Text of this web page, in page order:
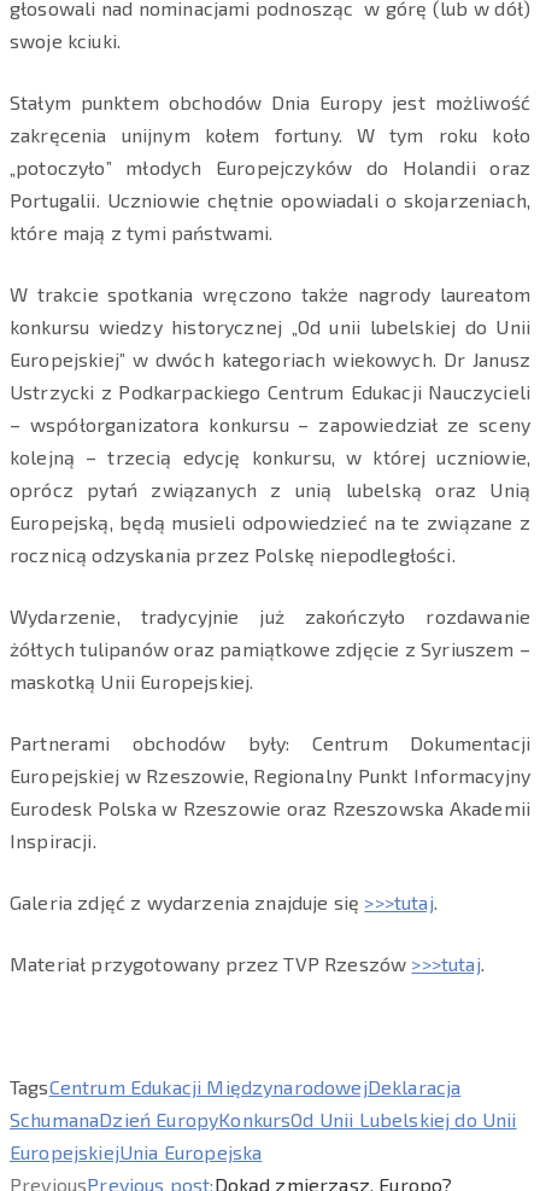
głosowali nad nominacjami podnosząc w górę (lub w dół)
swoje kciuki.
Stałym punktem obchodów Dnia Europy jest możliwość
zakręcenia unijnym kołem fortuny. W tym roku koło
„potoczyło” młodych Europejczyków do Holandii oraz
Portugalii. Uczniowie chętnie opowiadali o skojarzeniach,
które mają z tymi państwami.
W trakcie spotkania wręczono także nagrody laureatom
konkursu wiedzy historycznej „Od unii lubelskiej do Unii
Europejskiej” w dwóch kategoriach wiekowych. Dr Janusz
Ustrzycki z Podkarpackiego Centrum Edukacji Nauczycieli
– współorganizatora konkursu – zapowiedział ze sceny
kolejną – trzecią edycję konkursu, w której uczniowie,
oprócz pytań związanych z unią lubelską oraz Unią
Europejską, będą musieli odpowiedzieć na te związane z
rocznicą odzyskania przez Polskę niepodległości.
Wydarzenie, tradycyjnie już zakończyło rozdawanie
żółtych tulipanów oraz pamiątkowe zdjęcie z Syriuszem –
maskotką Unii Europejskiej.
Partnerami obchodów były: Centrum Dokumentacji
Europejskiej w Rzeszowie, Regionalny Punkt Informacyjny
Eurodesk Polska w Rzeszowie oraz Rzeszowska Akademii
Inspiracji.
Galeria zdjęć z wydarzenia znajduje się >>>tutaj.
Materiał przygotowany przez TVP Rzeszów >>>tutaj.
TagsCentrum Edukacji MiędzynarodowejDeklaracja
SchumanaDzień EuropyKonkursOd Unii Lubelskiej do Unii
EuropejskiejUnia Europejska
PreviousPrevious post:Dokąd zmierzasz, Europo?